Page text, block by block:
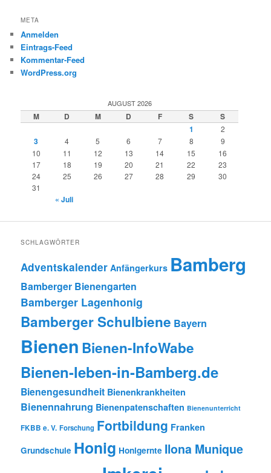
META
Anmelden
Eintrags-Feed
Kommentar-Feed
WordPress.org
AUGUST 2026
M D M D F S
S
1
2
3 4 5 6 7 8
9
10
11 12 13 14 15
16
17
18 19 20 21 22
23
24
25 26 27 28 29
30
31
« Juli
SCHLAGWÖRTER
Adventskalender Anfängerkurs Bamberg
Bamberger Bienengarten
Bamberger Lagenhonig
Bamberger Schulbiene Bayern
Bienen Bienen-InfoWabe
Bienen-leben-in-Bamberg.de
Bienengesundheit Bienenkrankheiten
Bienennahrung Bienenpatenschaften Bienenunterricht
FKBB e. V. Forschung Fortbildung Franken
Grundschule Honig Honigernte Ilona Munique